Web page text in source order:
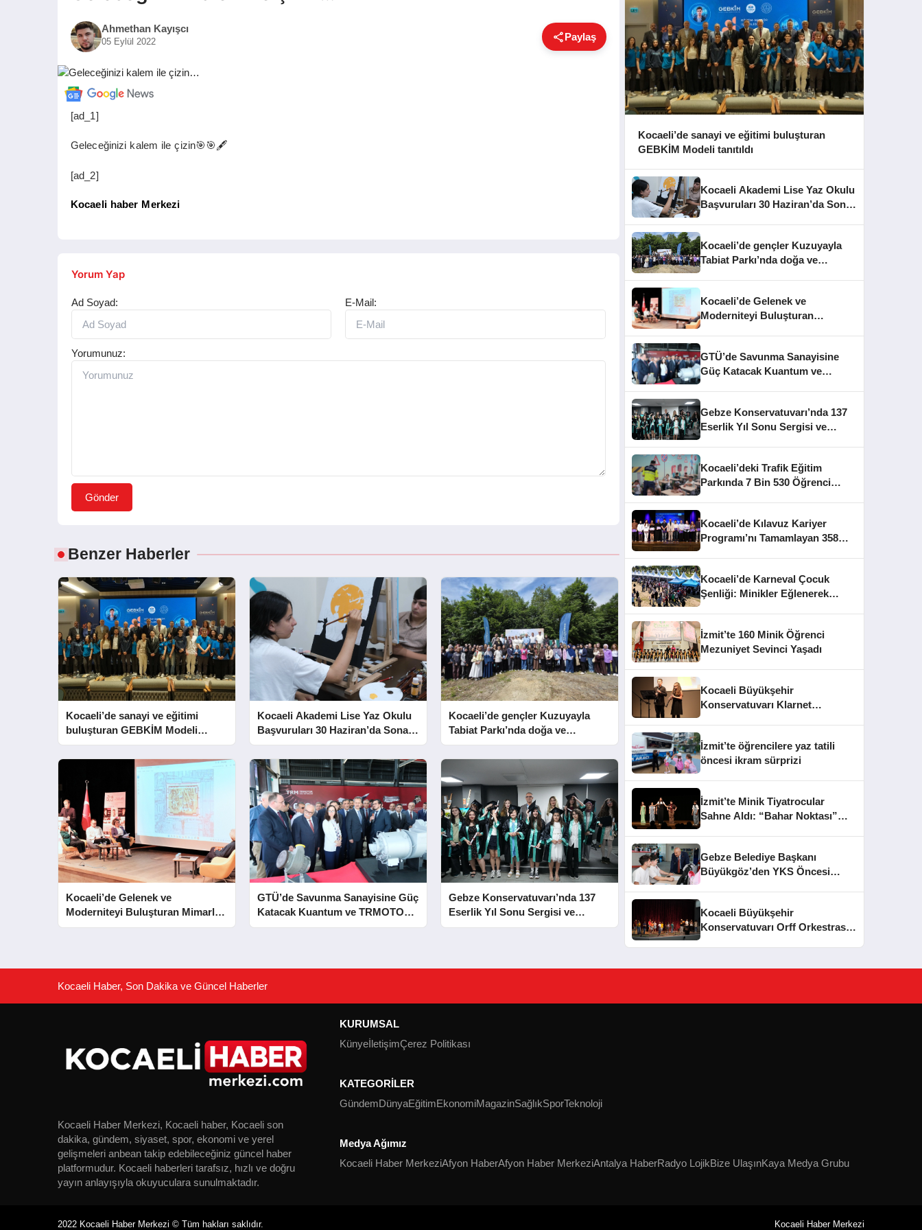
Ahmethan Kayışcı
05 Eylül 2022 Paylaş
[ad_1]
Geleceğinizi kalem ile çizin🎯🎯🖋️
[ad_2]
Kocaeli haber Merkezi
Yorum Yap
Ad Soyad: E-Mail:
Yorumunuz:
Gönder
Benzer Haberler
Kocaeli’de sanayi ve eğitimi
buluşturan GEBKİM Modeli
tanıtıldı
Kocaeli Akademi Lise Yaz Okulu
Başvuruları 30 Haziran’da Sona
Eriyor
Kocaeli’de gençler Kuzuyayla
Tabiat Parkı’nda doğa ve
edebiyatla buluştu
Kocaeli’de Gelenek ve
Moderniteyi Buluşturan Mimarlık
Konferansı
GTÜ’de Savunma Sanayisine Güç
Katacak Kuantum ve TRMOTOR
Merkezleri Açıldı
Gebze Konservatuvarı’nda 137
Eserlik Yıl Sonu Sergisi ve
Mezuniyet Heyecanı
Kocaeli’de sanayi ve eğitimi buluşturan
GEBKİM Modeli tanıtıldı
Kocaeli Akademi Lise Yaz Okulu
Başvuruları 30 Haziran’da Sona
Kocaeli’de gençler Kuzuyayla
Tabiat Parkı’nda doğa ve
Kocaeli’de Gelenek ve
Moderniteyi Buluşturan
GTÜ’de Savunma Sanayisine
Güç Katacak Kuantum ve
Gebze Konservatuvarı’nda 137
Eserlik Yıl Sonu Sergisi ve
Kocaeli’deki Trafik Eğitim
Parkında 7 Bin 530 Öğrenci
Kocaeli’de Kılavuz Kariyer
Programı’nı Tamamlayan 358
Kocaeli’de Karneval Çocuk
Şenliği: Minikler Eğlenerek
İzmit’te 160 Minik Öğrenci
Mezuniyet Sevinci Yaşadı
Kocaeli Büyükşehir
Konservatuvarı Klarnet
İzmit’te öğrencilere yaz tatili
öncesi ikram sürprizi
İzmit’te Minik Tiyatrocular
Sahne Aldı: “Bahar Noktası”
Gebze Belediye Başkanı
Büyükgöz’den YKS Öncesi
Kocaeli Büyükşehir
Konservatuvarı Orff Orkestrası
Kocaeli Haber, Son Dakika ve Güncel Haberler
Kocaeli Haber Merkezi, Kocaeli haber, Kocaeli son
dakika, gündem, siyaset, spor, ekonomi ve yerel
gelişmeleri anbean takip edebileceğiniz güncel haber
platformudur. Kocaeli haberleri tarafsız, hızlı ve doğru
yayın anlayışıyla okuyuculara sunulmaktadır.
KURUMSAL
KünyeİletişimÇerez Politikası
KATEGORİLER
GündemDünyaEğitimEkonomiMagazinSağlıkSporTeknoloji
Medya Ağımız
Kocaeli Haber MerkeziAfyon HaberAfyon Haber MerkeziAntalya HaberRadyo LojikBize UlaşınKaya Medya Grubu
2022 Kocaeli Haber Merkezi © Tüm hakları saklıdır. Kocaeli Haber Merkezi